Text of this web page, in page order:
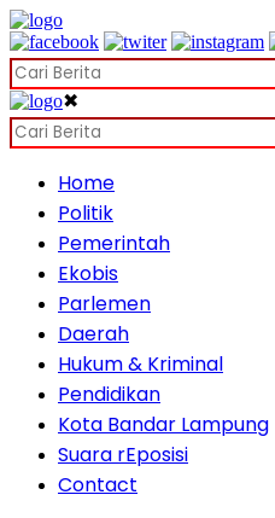
✖
Home
Politik
Pemerintah
Ekobis
Parlemen
Daerah
Hukum & Kriminal
Pendidikan
Kota Bandar Lampung
Suara rEposisi
Contact